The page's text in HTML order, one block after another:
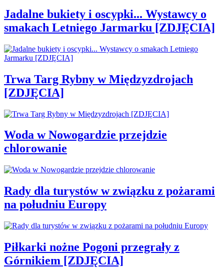
Jadalne bukiety i oscypki... Wystawcy o
smakach Letniego Jarmarku [ZDJĘCIA]
Trwa Targ Rybny w Międzyzdrojach
[ZDJĘCIA]
Woda w Nowogardzie przejdzie
chlorowanie
Rady dla turystów w związku z pożarami
na południu Europy
Piłkarki nożne Pogoni przegrały z
Górnikiem [ZDJĘCIA]